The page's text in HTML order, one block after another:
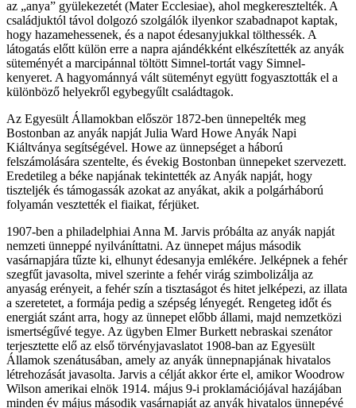
az „anya” gyülekezetét (Mater Ecclesiae), ahol megkeresztelték. A
családjuktól távol dolgozó szolgálók ilyenkor szabadnapot kaptak,
hogy hazamehessenek, és a napot édesanyjukkal tölthessék. A
látogatás előtt külön erre a napra ajándékként elkészítették az anyák
süteményét a marcipánnal töltött Simnel-tortát vagy Simnel-
kenyeret. A hagyománnyá vált süteményt együtt fogyasztották el a
különböző helyekről egybegyűlt családtagok.
Az Egyesült Államokban először 1872-ben ünnepelték meg
Bostonban az anyák napját Julia Ward Howe Anyák Napi
Kiáltványa segítségével. Howe az ünnepséget a háború
felszámolására szentelte, és évekig Bostonban ünnepeket szervezett.
Eredetileg a béke napjának tekintették az Anyák napját, hogy
tiszteljék és támogassák azokat az anyákat, akik a polgárháború
folyamán vesztették el fiaikat, férjüket.
1907-ben a philadelphiai Anna M. Jarvis próbálta az anyák napját
nemzeti ünneppé nyilváníttatni. Az ünnepet május második
vasárnapjára tűzte ki, elhunyt édesanyja emlékére. Jelképnek a fehér
szegfűt javasolta, mivel szerinte a fehér virág szimbolizálja az
anyaság erényeit, a fehér szín a tisztaságot és hitet jelképezi, az illata
a szeretetet, a formája pedig a szépség lényegét. Rengeteg időt és
energiát szánt arra, hogy az ünnepet előbb állami, majd nemzetközi
ismertségűvé tegye. Az ügyben Elmer Burkett nebraskai szenátor
terjesztette elő az első törvényjavaslatot 1908-ban az Egyesült
Államok szenátusában, amely az anyák ünnepnapjának hivatalos
létrehozását javasolta. Jarvis a célját akkor érte el, amikor Woodrow
Wilson amerikai elnök 1914. május 9-i proklamációjával hazájában
minden év május második vasárnapját az anyák hivatalos ünnepévé